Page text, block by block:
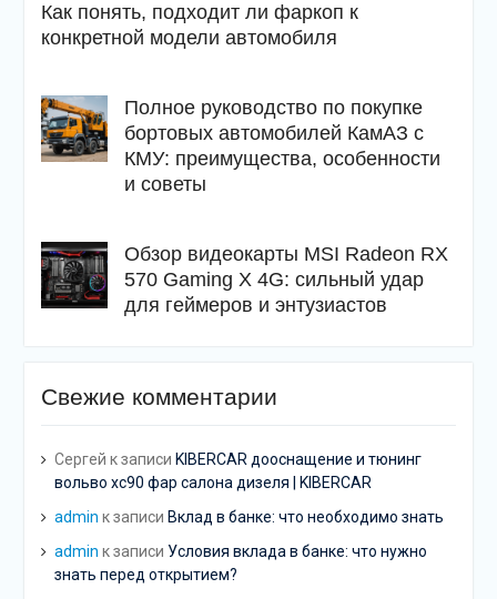
Как понять, подходит ли фаркоп к
конкретной модели автомобиля
Полное руководство по покупке
бортовых автомобилей КамАЗ с
КМУ: преимущества, особенности
и советы
Обзор видеокарты MSI Radeon RX
570 Gaming X 4G: сильный удар
для геймеров и энтузиастов
Свежие комментарии
Сергей к записи KIBERCAR дооснащение и тюнинг
вольво хс90 фар салона дизеля | KIBERCAR
admin к записи Вклад в банке: что необходимо знать
admin к записи Условия вклада в банке: что нужно
знать перед открытием?